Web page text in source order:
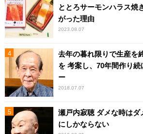
ととろサーモンハラス焼
がった理由
2023.08.07
去年の暮れ限りで生産を
を 考案し、70年間作り続
ー
2018.07.07
瀬戸内寂聴 ダメな時はダ
にしかならない